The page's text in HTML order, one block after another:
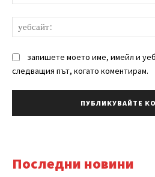
запишете моето име, имейл и
следващия път, когато коментирам.
Последни новини